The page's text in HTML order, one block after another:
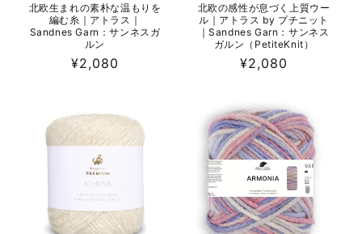
北欧生まれの素朴な温もりを
編む糸｜アトラス｜
Sandnes Garn：サンネスガ
ルン
通
格
¥2,080
北欧の感性が息づく上質ウー
ル｜アトラス by プチニット
｜Sandnes Garn：サンネス
ガルン（PetiteKnit）
通
格
¥2,080